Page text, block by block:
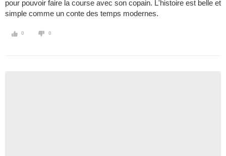
pour pouvoir faire la course avec son copain. L'histoire est belle et
simple comme un conte des temps modernes.
0 0